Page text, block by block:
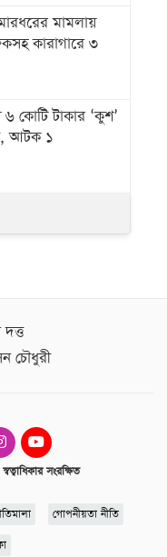
মামলায়
কারাগারে ৩
৬ কোটি টাকার ‘কুশ’
আটক ১
চৌধুরী
সংরক্ষিত
গোপনীয়তা নীতি